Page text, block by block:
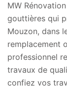
MW
gouttières qui
Mouzon, dans
remplacement
professionnel
travaux de
confiez vos